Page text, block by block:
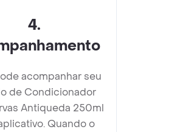
4.
acompanhar seu
de Condicionador
Antiqueda 250ml
Quando o